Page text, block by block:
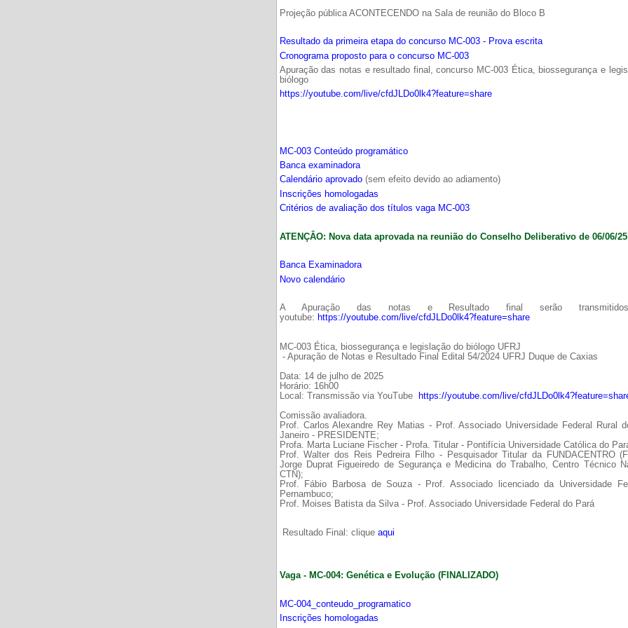
Projeção pública ACONTECENDO na Sala de reunião do Bloco B
Resultado da primeira etapa do concurso MC-003 - Prova escrita
Cronograma proposto para o concurso MC-003
Apuração das notas e resultado final, concurso MC-003 Ética, biossegurança e
biólogo
https://youtube.com/live/cfdJLDo0lk4?feature=share
MC-003 Conteúdo programático
Banca examinadora
Calendário aprovado(sem efeito devido ao adiamento)
Inscrições homologadas
Critérios de avaliação dos títulos vaga MC-003
ATENÇÂO: Nova data aprovada na reunião do Conselho Deliberativo de 06/06/25
Banca Examinadora
Novo calendário
A Apuração das notas e Resultado final serão
youtube: https://youtube.com/live/cfdJLDo0lk4?feature=share
MC-003 Ética, biossegurança e legislação do biólogo UFRJ
- Apuração de Notas e Resultado Final Edital 54/2024 UFRJ Duque de Caxias
Data: 14 de julho de 2025
Horário: 16h00
Local: Transmissão via YouTube
https://youtube.com/live/
Comissão avaliadora.
Prof. Carlos Alexandre Rey Matias - Prof. Associado Universidade Federal Rural
Janeiro - PRESIDENTE;
Profa. Marta Luciane Fischer - Profa. Titular - Pontifícia Universidade Católica do
Prof. Walter dos Reis Pedreira Filho - Pesquisador Titular da FUNDACENTRO
Jorge Duprat Figueiredo de Segurança e Medicina do Trabalho, Centro Técnico
CTN);
Prof. Fábio Barbosa de Souza - Prof. Associado licenciado da Universidade
Pernambuco;
Prof. Moises Batista da Silva - Prof. Associado Universidade Federal do Pará
Resultado Final: clique aqui
Vaga - MC-004: Genética e Evolução (FINALIZADO)
MC-004_conteudo_programatico
Inscrições homologadas